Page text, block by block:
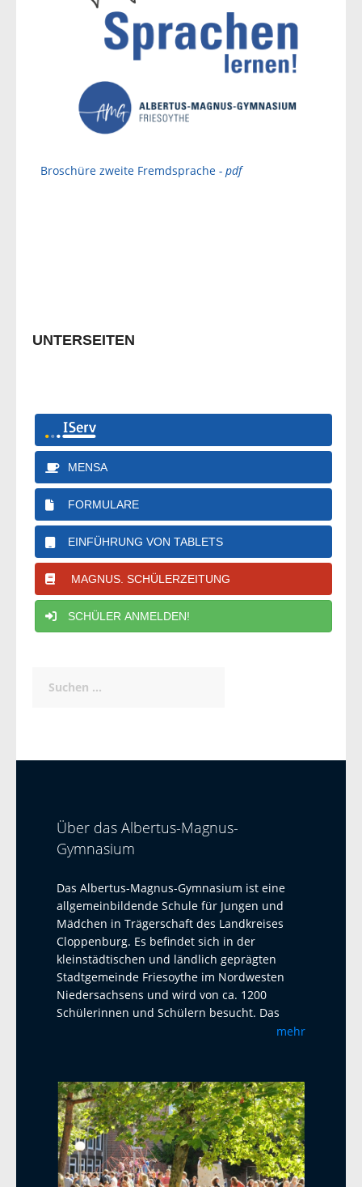
Broschüre zweite Fremdsprache - pdf
UNTERSEITEN
MENSA
FORMULARE
EINFÜHRUNG VON TABLETS
MAGNUS. SCHÜLERZEITUNG
SCHÜLER ANMELDEN!
nach:
Über das Albertus-Magnus-
Gymnasium
Das Albertus-Magnus-Gymnasium ist eine
allgemeinbildende Schule für Jungen und
Mädchen in Trägerschaft des Landkreises
Cloppenburg. Es befindet sich in der
kleinstädtischen und ländlich geprägten
Stadtgemeinde Friesoythe im Nordwesten
Niedersachsens und wird von ca. 1200
Schülerinnen und Schülern besucht. Das
Albertus-Magnus-Gymnasium ist eine offene
La Réunion. Seit 2023 haben wir einen
Austausch mit dem Harens Lyceum bei
Groningen/NL, der jährlich mit einem Besuch
und einem Gegenbesuch stattfindet. Als
zweite Fremdsprache bietet das AMG
Französisch und Latein an. Ab Klasse 5 wird
mehr